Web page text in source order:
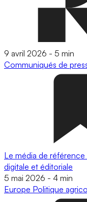
9 avril 2026 - 5 min
Communiqués de
Le média de
digitale et éditoriale
5 mai 2026 - 4 min
Europe Politique